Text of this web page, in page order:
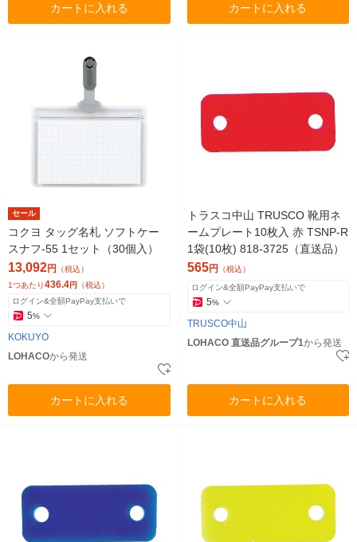
カートに入れる カートに入れる
セール
コクヨ タッグ名札 ソフトケー
スナフ-55 1セット（30個入）
13,092円 （税込）
1つあたり436.4円 （税込）
ログイン&全額PayPay支払いで
5%
KOKUYO
LOHACOから発送
カートに入れる
トラスコ中山 TRUSCO 靴用ネ
ームプレート10枚入 赤 TSNP-R
1袋(10枚) 818-3725（直送品）
565円 （税込）
ログイン&全額PayPay支払いで
5%
TRUSCO中山
LOHACO 直送品グループ1から発送
カートに入れる